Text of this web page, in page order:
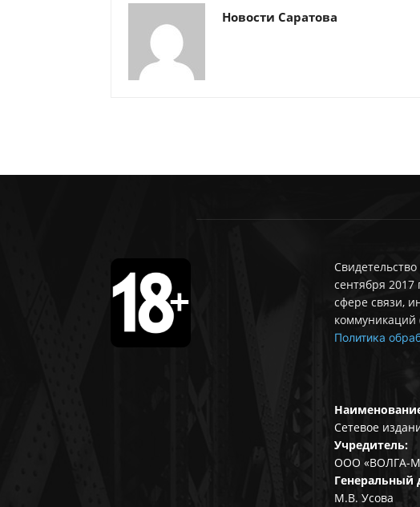
Новости Саратова
сентября 2017
сфере связи,
коммуникаций
Политика
Сетевое
Учредитель:
ООО «ВОЛГА-
Генеральный
М.В. Усова